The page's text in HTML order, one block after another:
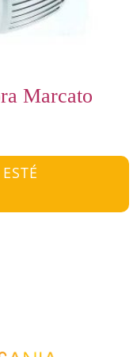
Marcato